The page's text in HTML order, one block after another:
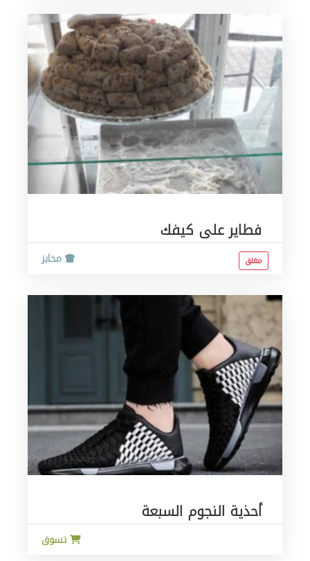
فطاير على كيفك
مخابز مغلق
أحذية النجوم السبعة
تسوق